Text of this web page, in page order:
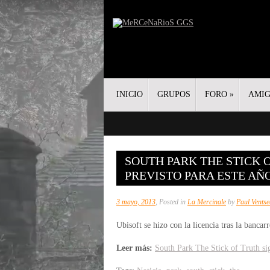
INICIO GRUPOS FORO »
SOUTH PARK THE STICK
PREVISTO PARA ESTE
3 mayo, 2013, Posted in La Mercinale byPaul
Ubisoft se hizo con la licencia tras la
Leer más: South Park The Stick of Truth